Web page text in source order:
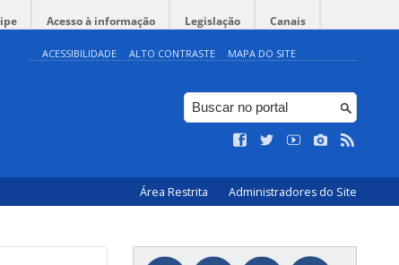
Acesso à informação Legislação Canais
ACESSIBILIDADE ALTO CONTRASTE MAPA DO SITE
Área Restrita Administradores do Site